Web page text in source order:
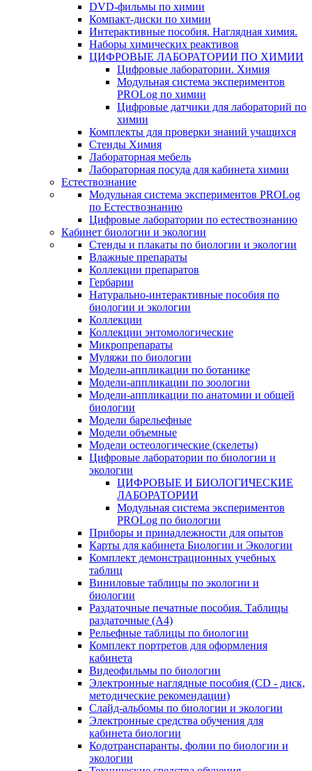
DVD-фильмы по химии
Компакт-диски по химии
Интерактивные пособия. Наглядная химия.
Наборы химических реактивов
ЦИФРОВЫЕ ЛАБОРАТОРИИ ПО ХИМИИ
Цифровые лаборатории. Химия
Модульная система экспериментов
PROLog по химии
Цифровые датчики для лабораторий по
химии
Комплекты для проверки знаний учащихся
Стенды Химия
Лабораторная мебель
Лабораторная посуда для кабинета химии
Естествознание
Модульная система экспериментов PROLog
по Естествознанию
Цифровые лаборатории по естествознанию
Кабинет биологии и экологии
Стенды и плакаты по биологии и экологии
Влажные препараты
Коллекции препаратов
Гербарии
Натурально-интерактивные пособия по
биологии и экологии
Коллекции
Коллекции энтомологические
Микропрепараты
Муляжи по биологии
Модели-аппликации по ботанике
Модели-аппликации по зоологии
Модели-аппликации по анатомии и общей
биологии
Модели барельефные
Модели объемные
Модели остеологические (скелеты)
Цифровые лаборатории по биологии и
экологии
ЦИФРОВЫЕ И БИОЛОГИЧЕСКИЕ
ЛАБОРАТОРИИ
Модульная система экспериментов
PROLog по биологии
Приборы и принадлежности для опытов
Карты для кабинета Биологии и Экологии
Комплект демонстрационных учебных
таблиц
Виниловые таблицы по экологии и
биологии
Раздаточные печатные пособия. Таблицы
раздаточные (А4)
Рельефные таблицы по биологии
Комплект портретов для оформления
кабинета
Видеофильмы по биологии
Электронные наглядные пособия (CD - диск,
методические рекомендации)
Слайд-альбомы по биологии и экологии
Электронные средства обучения для
кабинета биологии
Кодотранспаранты, фолии по биологии и
экологии